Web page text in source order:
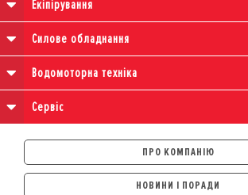
Екіпірування
Силове обладнання
Водомоторна техніка
Сервіс
ПРО КОМПАНІЮ
НОВИНИ І ПОРАДИ